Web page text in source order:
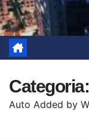
Categoria:
Auto Added by